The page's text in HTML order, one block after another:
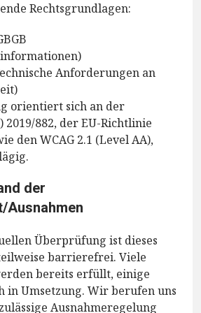
Rechtsgrundlagen:
Anforderungen an
orientiert sich an der
2019/882, der EU-Richtlinie
den WCAG 2.1 (Level AA),
der
Überprüfung ist dieses
barrierefrei. Viele
bereits erfüllt, einige
in Umsetzung. Wir berufen uns
Ausnahmeregelung